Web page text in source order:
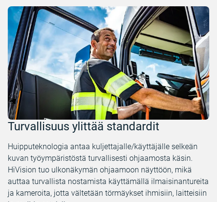
Turvallisuus ylittää standardit
Huipputeknologia antaa kuljettajalle/käyttäjälle selkeän
kuvan työympäristöstä turvallisesti ohjaamosta käsin.
HiVision tuo ulkonäkymän ohjaamoon näyttöön, mikä
auttaa turvallista nostamista käyttämällä ilmaisinantureita
ja kameroita, jotta vältetään törmäykset ihmisiin, laitteisiin